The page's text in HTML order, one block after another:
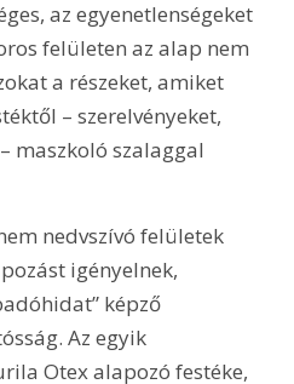
az egyenetlenségeket
felületen az alap nem
a részeket, amiket
– szerelvényeket,
maszkoló szalaggal
nedvszívó felületek
igényelnek,
képző
Az egyik
Otex alapozó festéke,